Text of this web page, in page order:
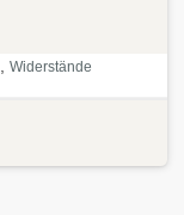
Widerstände